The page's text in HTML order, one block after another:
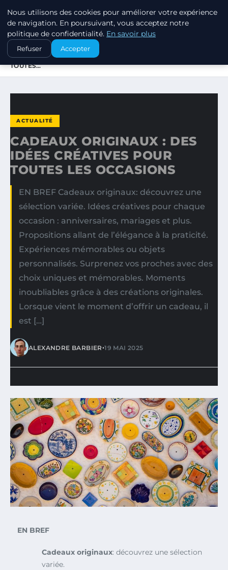
SWISSTALES
ACCUEIL
ACTUALITÉ
CADEAUX ORIGINAUX : DES IDÉES CRÉATIVES POUR
TOUTES…
ACTUALITÉ
CADEAUX ORIGINAUX : DES
IDÉES CRÉATIVES POUR
TOUTES LES OCCASIONS
EN BREF Cadeaux originaux: découvrez une
sélection variée. Idées créatives pour chaque
occasion : anniversaires, mariages et plus.
Propositions allant de l’élégance à la praticité.
Expériences mémorables ou objets
personnalisés. Surprenez vos proches avec des
choix uniques et mémorables. Moments
inoubliables grâce à des créations originales.
Lorsque vient le moment d’offrir un cadeau, il
est […]
ALEXANDRE BARBIER•19 MAI 2025
EN BREF
Cadeaux originaux: découvrez une sélection
variée.
Nous utilisons des cookies pour améliorer votre expérience
de navigation. En poursuivant, vous acceptez notre
politique de confidentialité. En savoir plus
Refuser Accepter